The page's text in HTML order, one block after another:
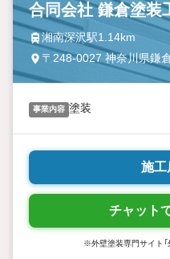
合同会社 鎌倉塗装
湘南深沢駅1.14km
〒248-0027 神奈川県鎌
事業内容 塗装
施工
チャット
※外壁塗装専門サイト「